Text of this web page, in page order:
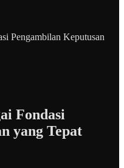
Pengambilan Keputusan
Fondasi
yang Tepat